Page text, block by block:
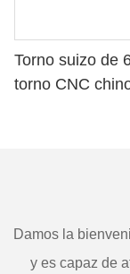
Torno suizo de
torno CNC
Damos la
y es capaz de